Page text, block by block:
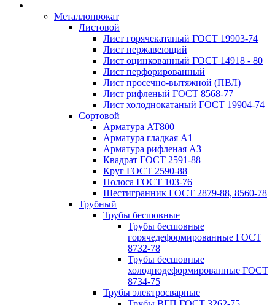
Металлопрокат
Листовой
Лист горячекатаный ГОСТ 19903-74
Лист нержавеющий
Лист оцинкованный ГОСТ 14918 - 80
Лист перфорированный
Лист просечно-вытяжной (ПВЛ)
Лист рифленый ГОСТ 8568-77
Лист холоднокатаный ГОСТ 19904-74
Сортовой
Арматура АТ800
Арматура гладкая А1
Арматура рифленая А3
Квадрат ГОСТ 2591-88
Круг ГОСТ 2590-88
Полоса ГОСТ 103-76
Шестигранник ГОСТ 2879-88, 8560-78
Трубный
Трубы бесшовные
Трубы бесшовные
горячедеформированные ГОСТ
8732-78
Трубы бесшовные
холоднодеформированные ГОСТ
8734-75
Трубы электросварные